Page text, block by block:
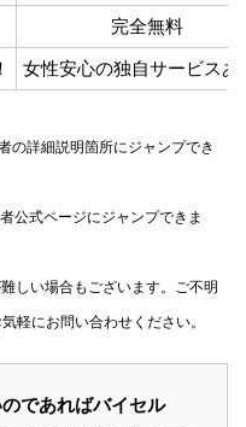
完全無料
女性安心の独自サービスあ
の詳細説明箇所にジャンプでき
公式ページにジャンプできま
しい場合もございます。ご不明
軽にお問い合わせください。
であればバイセル